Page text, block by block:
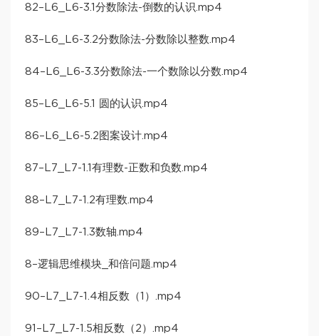
82–L6_L6-3.1分数除法-倒数的认识.mp4
83–L6_L6-3.2分数除法-分数除以整数.mp4
84–L6_L6-3.3分数除法-一个数除以分数.mp4
85–L6_L6-5.1 圆的认识.mp4
86–L6_L6-5.2图案设计.mp4
87–L7_L7-1.1有理数-正数和负数.mp4
88–L7_L7-1.2有理数.mp4
89–L7_L7-1.3数轴.mp4
8–逻辑思维模块_和倍问题.mp4
90–L7_L7-1.4相反数（1）.mp4
91–L7_L7-1.5相反数（2）.mp4